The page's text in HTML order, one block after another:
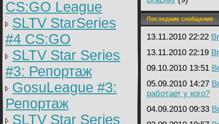
CS:GO League
SLTV StarSeries
#4 CS:GO
SLTV Star Series
#3: Репортаж
GosuLeague #3:
Репортаж
SLTV Star Series
Последние сообщения
13.11.2010 22:22
13.11.2010 22:19
09.10.2010 13:51
05.09.2010 14:27
работает у кого?
04.09.2010 09:33